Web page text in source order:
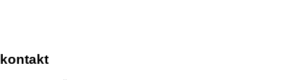
kontakt